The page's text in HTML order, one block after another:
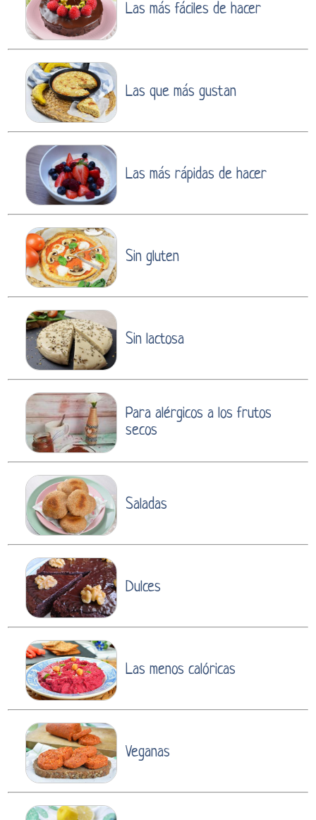
Las más fáciles de hacer
Las que más gustan
Las más rápidas de hacer
Sin gluten
Sin lactosa
Para alérgicos a los frutos
secos
Saladas
Dulces
Las menos calóricas
Veganas